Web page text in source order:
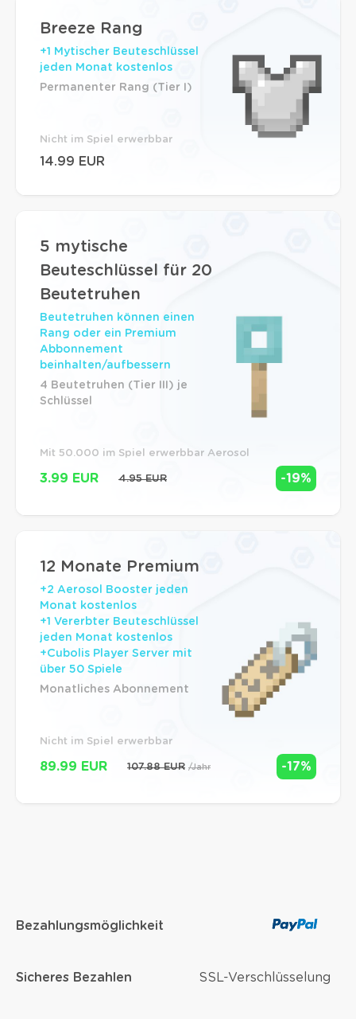
Breeze Rang
+1 Mytischer Beuteschlüssel
jeden Monat kostenlos
Permanenter Rang (Tier I)
Nicht im Spiel erwerbbar
14.99 EUR
5 mytische
Beuteschlüssel für 20
Beutetruhen
Beutetruhen können einen
Rang oder ein Premium
Abbonnement
beinhalten/aufbessern
4 Beutetruhen (Tier III) je
Schlüssel
Mit 50.000 im Spiel erwerbbar Aerosol
3.99 EUR 4.95 EUR -19%
12 Monate Premium
+2 Aerosol Booster jeden
Monat kostenlos
+1 Vererbter Beuteschlüssel
jeden Monat kostenlos
+Cubolis Player Server mit
über 50 Spiele
Monatliches Abonnement
Nicht im Spiel erwerbbar
89.99 EUR 107.88 EUR /Jahr -17%
Bezahlungsmöglichkeit
Sicheres Bezahlen SSL-Verschlüsselung